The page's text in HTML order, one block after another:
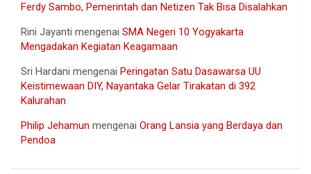
Ferdy Sambo, Pemerintah dan Netizen Tak Bisa Disalahkan
Rini Jayanti mengenai SMA Negeri 10 Yogyakarta
Mengadakan Kegiatan Keagamaan
Sri Hardani mengenai Peringatan Satu Dasawarsa UU
Keistimewaan DIY, Nayantaka Gelar Tirakatan di 392
Kalurahan
Philip Jehamun mengenai Orang Lansia yang Berdaya dan
Pendoa